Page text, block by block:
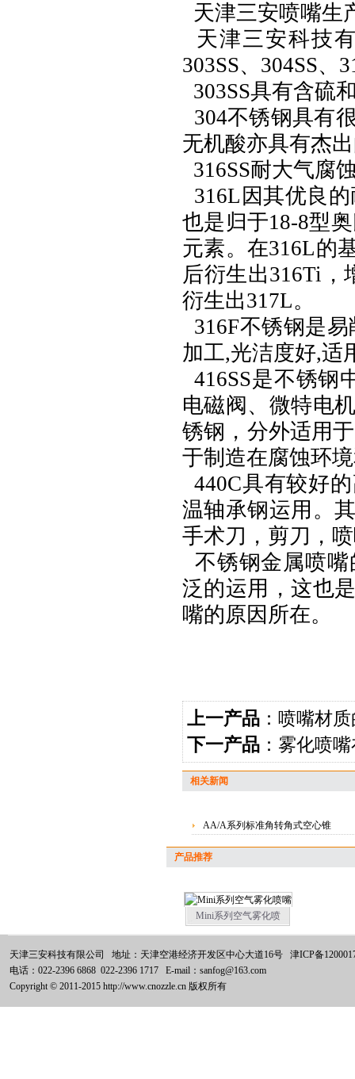
天津三安喷嘴生
天津三安科技
303SS、304SS、
303SS具有含硫
304不锈钢具有
无机酸亦具有杰
316SS耐大气腐
316L因其优良
也是归于18-8型
元素。在316L的
后衍生出316Ti
衍生出317L。
316F不锈钢是
加工,光洁度好,适
416SS是不锈钢
电磁阀、微特电
锈钢，分外适用
于制造在腐蚀环
440C具有较好
温轴承钢运用。
手术刀，剪刀，
不锈钢金属喷
泛的运用，这也
嘴的原因所在。
上一产品 ： 喷嘴材
下一产品 ： 雾化喷
相关新闻
AA/A系列标准角转角式空心锥
产品推荐
Mini系列空气雾化喷
天津三安科技有限公司 地址：天津空港经济开发区中心大道16号 津ICP备
电话：022-2396 6868 022-2396 1717 E-mail：sanfog@163.com
Copyright © 2011-2015 http://www.cnozzle.cn 版权所有